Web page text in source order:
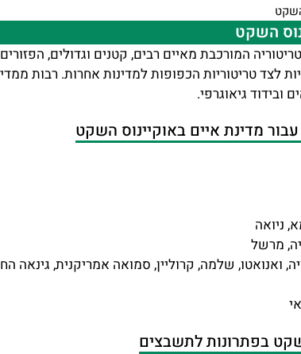
השקט
המורכבת מאיים רבים, קטנים וגדולים,
לצד טריטוריות הכפופות למדינות אחרות. רבות
ובידוד גיאוגרפי.
מדינת איים באוקיינוס השקט
ניואה
מרשל
ואנואטו, שלמה, קרוליין, סמואה אמריקנית, גינאה
בפתרונות לתשבצים